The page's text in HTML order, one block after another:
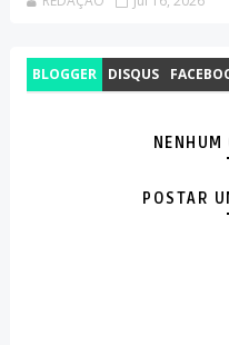
BLOGGER DISQUS
POSTAR